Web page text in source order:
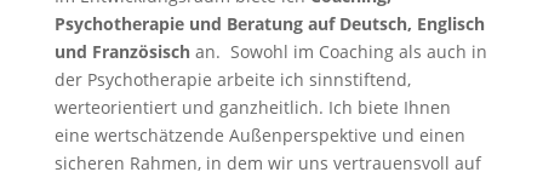
Psychotherapie und Beratung auf Deutsch, Englisch
und Französischan. Sowohl im Coaching als auch in
der Psychotherapie arbeite ich sinnstiftend,
werteorientiert und ganzheitlich. Ich biete Ihnen
eine wertschätzende Außenperspektive und einen
sicheren Rahmen, in dem wir uns vertrauensvoll auf